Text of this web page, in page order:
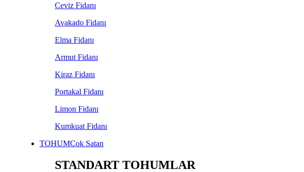
Ceviz Fidanı
Avakado Fidanı
Elma Fidanı
Armut Fidanı
Kiraz Fidanı
Portakal Fidanı
Limon Fidanı
Kumkuat Fidanı
TOHUMÇok Satan
STANDART TOHUMLAR